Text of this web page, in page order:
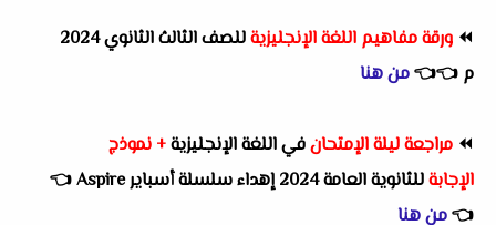
⏪ ورقة مفاهيم اللغة الإنجليزية
للصف الثالث الثانوي 2024
م 👈
👈من هنا
⏪ مراجعة ليلة الإمتحانفي اللغة الإنجليزية+ نموذج
الإجابةللثانوية العامة 2024 إهداء سلسلة أسباير Aspire
👈
👈من هنا